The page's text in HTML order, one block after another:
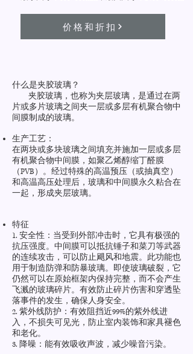
价格和折扣
什么是夹胶玻璃？
夹胶玻璃，也称为夹层玻璃，是通过在两
片或多片玻璃之间夹一层或多层有机聚合物中
间膜制成的玻璃。
生产工艺：
在两块或多块玻璃之间填充并施加一层或多层
有机聚合物中间膜，如聚乙烯醇缩丁醛膜
（PVB）。经过特殊的高温预压（或抽真空）
和高温高压处理后，玻璃和中间膜永久粘合在
一起，形成夹层玻璃。
特征
1. 安全性：当受到外部冲击时，它具有极强的
抗压强度。中间膜可以抵抗锤子和菜刀等武器
的连续攻击，可以防止飓风和地震。此功能也
用于制造防弹和防暴玻璃。即使玻璃破裂，它
仍然可以在原始框架内保持完整，而不会产生
飞溅的玻璃碎片。有效防止碎片伤害和穿透坠
落事件的发生，确保人身安全。
2. 紫外线防护：有效阻挡近99%的紫外线进
入，不损失可见光，防止室内装饰和家具褪色
和老化。
3. 降噪：能有效吸收声波，减少噪音污染。